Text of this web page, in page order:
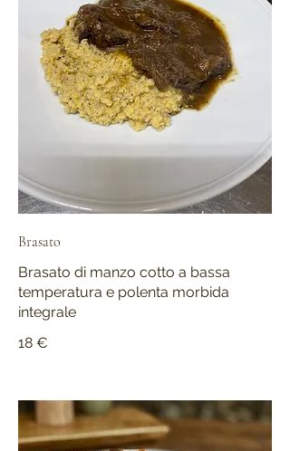
Brasato
Brasato di manzo cotto a bassa
temperatura e polenta morbida
integrale
18 €